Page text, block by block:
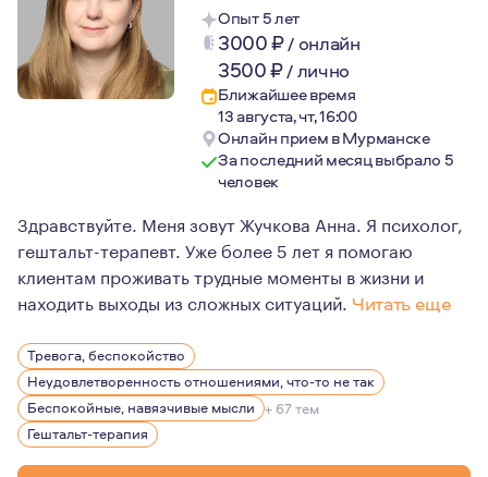
Опыт 5 лет
3000₽/ онлайн
3500₽/лично
Ближайшее время
13 августа, чт, 16:00
Онлайн прием в Мурманске
За последний месяц выбрало 5
человек
Здравствуйте. Меня зовут Жучкова Анна. Я психолог,
гештальт-терапевт. Уже более 5 лет я помогаю
клиентам проживать трудные моменты в жизни и
находить выходы из сложных ситуаций. Читать еще
В психологию я пришла в осознанном возрасте.
Очень люблю эту профессию, люблю учиться и
Я очень люблю природу, прогулки и собак. Для меня
В
Тревога, беспокойство
Неудовлетворенность отношениями, что-то не так
Беспокойные, навязчивые мысли + 67 тем
Гештальт-терапия